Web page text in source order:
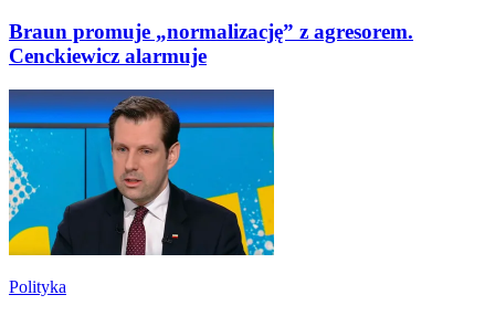
Braun promuje „normalizację” z agresorem.
Cenckiewicz alarmuje
Polityka